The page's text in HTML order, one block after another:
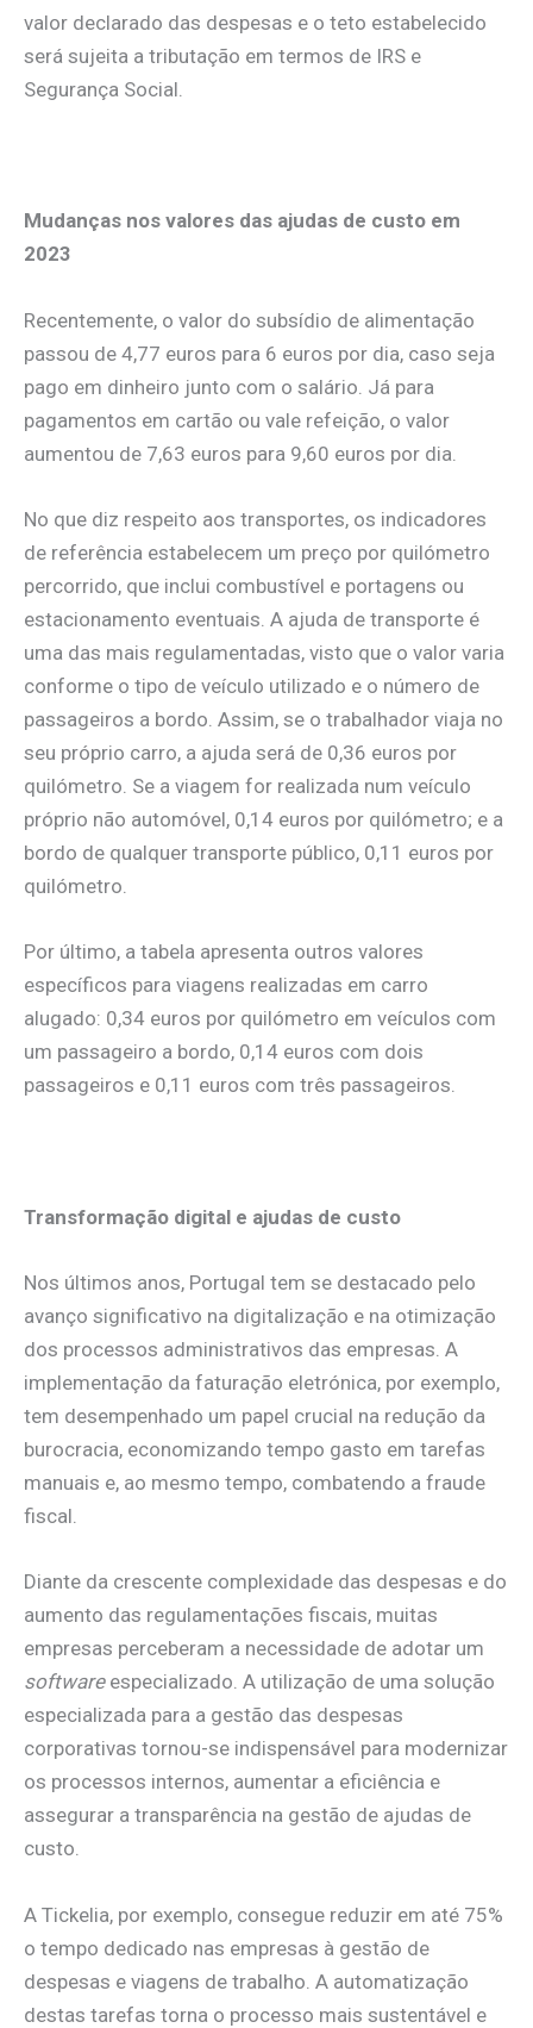
valor declarado das despesas e o teto estabelecido
será sujeita a tributação em termos de IRS e
Segurança Social.
Mudanças nos valores das ajudas de custo em
2023
Recentemente, o valor do subsídio de alimentação
passou de 4,77 euros para 6 euros por dia, caso seja
pago em dinheiro junto com o salário. Já para
pagamentos em cartão ou vale refeição, o valor
aumentou de 7,63 euros para 9,60 euros por dia.
No que diz respeito aos transportes, os indicadores
de referência estabelecem um preço por quilómetro
percorrido, que inclui combustível e portagens ou
estacionamento eventuais. A ajuda de transporte é
uma das mais regulamentadas, visto que o valor varia
conforme o tipo de veículo utilizado e o número de
passageiros a bordo. Assim, se o trabalhador viaja no
seu próprio carro, a ajuda será de 0,36 euros por
quilómetro. Se a viagem for realizada num veículo
próprio não automóvel, 0,14 euros por quilómetro; e a
bordo de qualquer transporte público, 0,11 euros por
quilómetro.
Por último, a tabela apresenta outros valores
específicos para viagens realizadas em carro
alugado: 0,34 euros por quilómetro em veículos com
um passageiro a bordo, 0,14 euros com dois
passageiros e 0,11 euros com três passageiros.
Transformação digital e ajudas de custo
Nos últimos anos, Portugal tem se destacado pelo
avanço significativo na digitalização e na otimização
dos processos administrativos das empresas. A
implementação da faturação eletrónica, por exemplo,
tem desempenhado um papel crucial na redução da
burocracia, economizando tempo gasto em tarefas
manuais e, ao mesmo tempo, combatendo a fraude
fiscal.
Diante da crescente complexidade das despesas e do
aumento das regulamentações fiscais, muitas
empresas perceberam a necessidade de adotar um
softwareespecializado. A utilização de uma solução
especializada para a gestão das despesas
corporativas tornou-se indispensável para modernizar
os processos internos, aumentar a eficiência e
assegurar a transparência na gestão de ajudas de
custo.
A Tickelia, por exemplo, consegue reduzir em até 75%
o tempo dedicado nas empresas à gestão de
despesas e viagens de trabalho. A automatização
destas tarefas torna o processo mais sustentável e